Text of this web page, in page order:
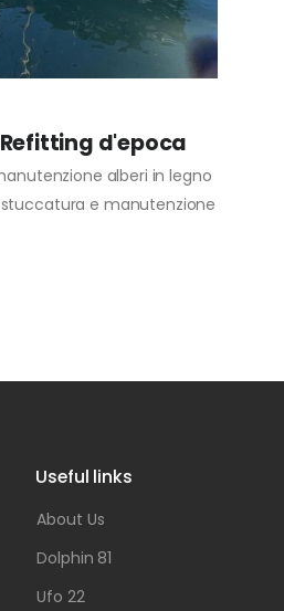
d'epoca
alberi in legno
e manutenzione
Useful links
About Us
Dolphin 81
Ufo 22